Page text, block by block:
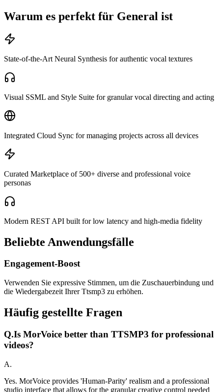
Warum es perfekt für General ist
State-of-the-Art Neural Synthesis for authentic vocal textures
Visual SSML and Style Suite for granular vocal directing and acting
Integrated Cloud Sync for managing projects across all devices
Curated Marketplace of 500+ diverse and professional voice
personas
Modern REST API built for low latency and high-media fidelity
Beliebte Anwendungsfälle
Engagement-Boost
Verwenden Sie expressive Stimmen, um die Zuschauerbindung und
die Wiedergabezeit Ihrer Ttsmp3 zu erhöhen.
Häufig gestellte Fragen
Q.Is MorVoice better than TTSMP3 for professional
videos?
A.
Yes. MorVoice provides 'Human-Parity' realism and a professional
studio interface that allows for the granular creative control needed